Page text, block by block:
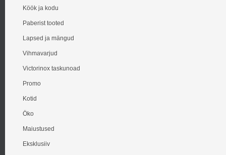
Köök ja kodu
Paberist tooted
Lapsed ja mängud
Vihmavarjud
Victorinox taskunoad
Promo
Kotid
Öko
Maiustused
Eksklusiiv